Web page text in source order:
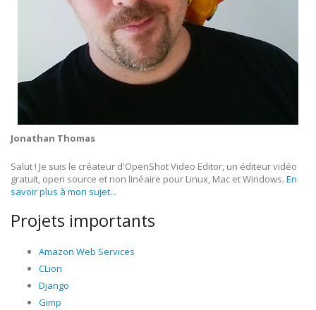
Jonathan Thomas
Salut ! Je suis le créateur d'OpenShot Video Editor, un éditeur vidéo
gratuit, open source et non linéaire pour Linux, Mac et Windows. En
savoir plus à mon sujet...
Projets importants
Amazon Web Services
CLion
Django
Gimp